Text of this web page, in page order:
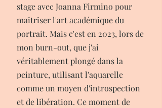
stage avec Joanna Firmino pour
maîtriser l'art académique du
portrait. Mais c'est en 2023, lors de
mon burn-out, que j'ai
véritablement plongé dans la
peinture, utilisant l'aquarelle
comme un moyen d'introspection
et de libération. Ce moment de